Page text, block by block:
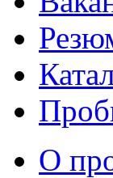
О